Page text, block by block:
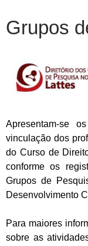
Grupos
Apresentam-se
vinculação dos
do Curso de
conforme os
Grupos de
Desenvolvimento
Para maiores
sobre as